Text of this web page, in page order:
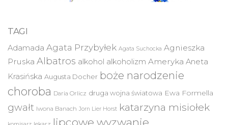
TAGI
Adamada Agata Przybyłek Agata Suchocka Agnieszka
Pruska Albatros alkohol alkoholizm Ameryka Aneta
Krasińska Augusta Docher boże narodzenie
choroba Daria Orlicz druga wojna światowa Ewa Formella
gwałt Iwona Banach Jorn Lier Horst katarzyna misiołek
lipcowe wyzwanie